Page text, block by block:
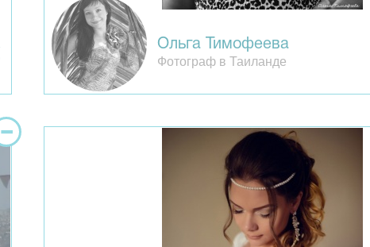
Ольга Тимофеева
Фотограф в Таиланде